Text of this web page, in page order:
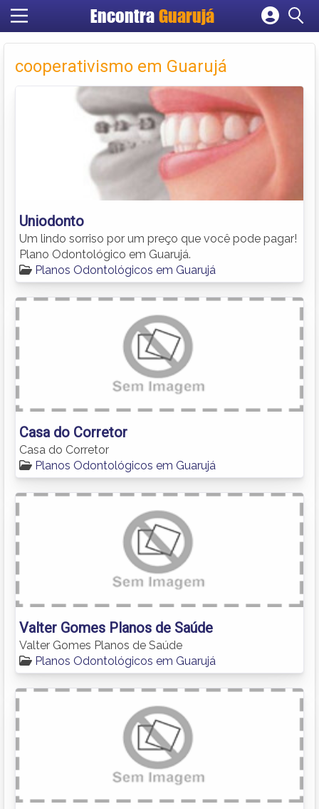
Encontra Guarujá
Cadastrar empresa
Criar conta
cooperativismo em Guarujá
Uniodonto
Um lindo sorriso por um preço que você pode pagar!
Plano Odontológico em Guarujá.
Planos Odontológicos em Guarujá
Casa do Corretor
Casa do Corretor
Planos Odontológicos em Guarujá
Valter Gomes Planos de Saúde
Valter Gomes Planos de Saúde
Planos Odontológicos em Guarujá